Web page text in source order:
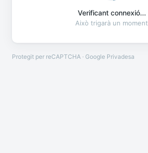
Verificant connexió...
Això trigarà un moment
Protegit per reCAPTCHA · Google Privadesa